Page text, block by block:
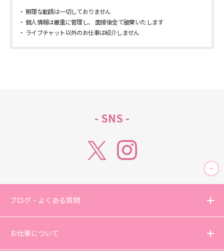
無理な勧誘は一切しておりません
個人情報は厳重に管理し、 面接後全て破棄いたします
ライブチャット以外のお仕事は紹介しません
- SNS -
ブログ・よくある質問
お仕事について